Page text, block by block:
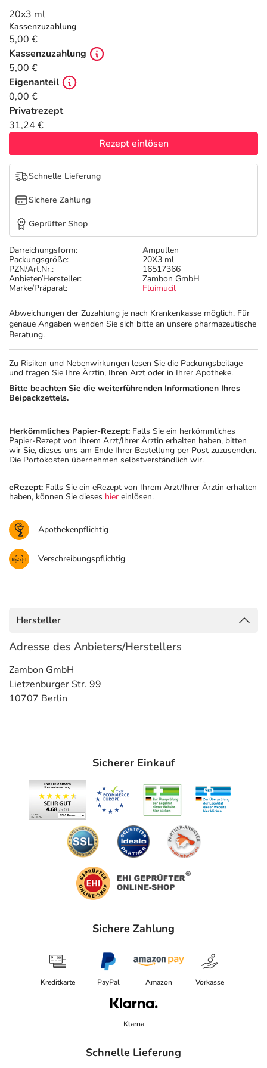
Tierapotheke
Vitamine & Mineralstoffe
Marken
Salus Deals
Darreichungsform:
Ampullen
Packungsgröße:
20X3 ml
PZN/Art.Nr.:
16517366
Anbieter/Hersteller:
Zambon GmbH
Marke/Präparat:
Fluimucil
Abweichungen der Zuzahlung je nach Krankenkasse möglich. Für
genaue Angaben wenden Sie sich bitte an unsere pharmazeutische
Beratung.
20x3 ml
Kassenzuzahlung
5,00 €
Kassenzuzahlung
5,00 €
Eigenanteil
0,00 €
Privatrezept
31,24 €
Rezept einlösen
Schnelle Lieferung
Sichere Zahlung
Geprüfter Shop
Zu Risiken und Nebenwirkungen lesen Sie die Packungsbeilage
und fragen Sie Ihre Ärztin, Ihren Arzt oder in Ihrer Apotheke.
Bitte beachten Sie die weiterführenden Informationen Ihres
Beipackzettels.
Herkömmliches Papier-Rezept: Falls Sie ein herkömmliches
Papier-Rezept von Ihrem Arzt/Ihrer Ärztin erhalten haben, bitten
wir Sie, dieses uns am Ende Ihrer Bestellung per Post zuzusenden.
Die Portokosten übernehmen selbstverständlich wir.
eRezept: Falls Sie ein eRezept von Ihrem Arzt/Ihrer Ärztin erhalten
haben, können Sie dieses hier einlösen.
Apothekenpflichtig
Verschreibungspflichtig
Hersteller
Adresse des Anbieters/Herstellers
Zambon GmbH
Lietzenburger Str. 99
10707 Berlin
Sicherer Einkauf
Sichere Zahlung
Kreditkarte PayPal Amazon Vorkasse
Klarna
Schnelle Lieferung